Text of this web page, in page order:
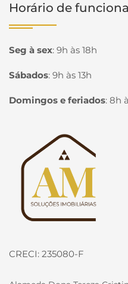
Horário de
Seg à sex: 9h às 18h
Sábados: 9h às 13h
Domingos e feriados: 8h
Página inicial
CRECI: 235080-F